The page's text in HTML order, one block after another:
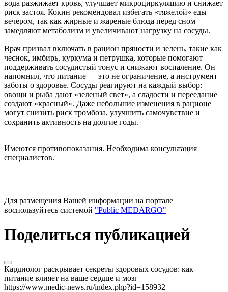
вода разжижает кровь, улучшает микроциркуляцию и снижает
риск застоя. Кокин рекомендовал избегать «тяжелой» еды
вечером, так как жирные и жареные блюда перед сном
замедляют метаболизм и увеличивают нагрузку на сосуды.
Врач призвал включать в рацион пряности и зелень, такие как
чеснок, имбирь, куркума и петрушка, которые помогают
поддерживать сосудистый тонус и снижают воспаление. Он
напомнил, что питание — это не ограничение, а инструмент
заботы о здоровье. Сосуды реагируют на каждый выбор:
овощи и рыба дают «зеленый свет», а сладости и переедание
создают «красный». Даже небольшие изменения в рационе
могут снизить риск тромбоза, улучшить самочувствие и
сохранить активность на долгие годы.
Имеются противопоказания. Необходима консультация
специалистов.
Для размещения Вашей информации на портале
воспользуйтесь системой "Public MEDARGO"
Поделиться публикацией
Кардиолог раскрывает секреты здоровых сосудов: как
питание влияет на ваше сердце и мозг
https://www.medic-news.ru/index.php?id=158932